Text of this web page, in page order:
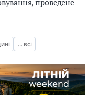
проведене
... всі